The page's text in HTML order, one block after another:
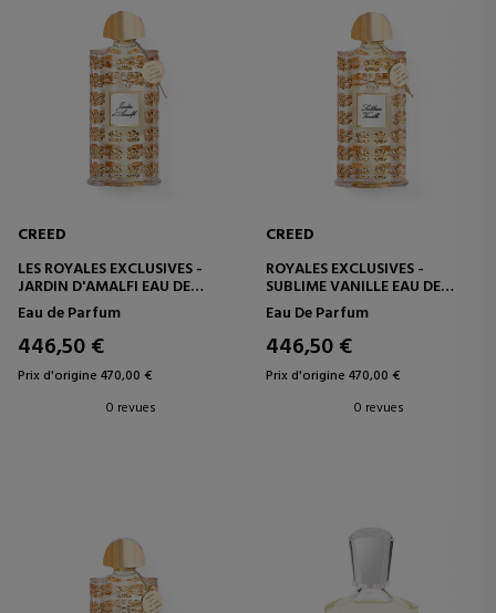
CREED
LES ROYALES EXCLUSIVES -
JARDIN D'AMALFI EAU DE
PARFUM
Eau de Parfum
446,50 €
Prix d'origine 470,00 €
0 revues
CREED
ROYALES EXCLUSIVES -
SUBLIME VANILLE EAU DE
PARFUM
Eau De Parfum
446,50 €
Prix d'origine 470,00 €
0 revues